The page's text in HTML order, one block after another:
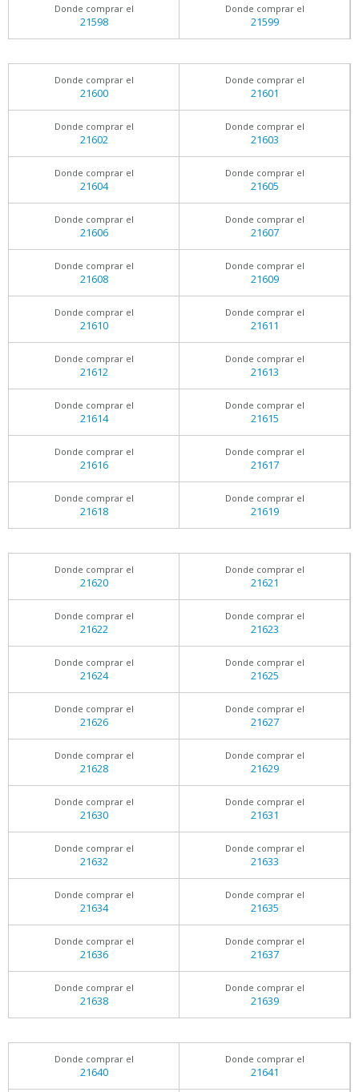
Donde comprar el
21598
Donde comprar el
21599
Donde comprar el
21600
Donde comprar el
21601
Donde comprar el
21602
Donde comprar el
21603
Donde comprar el
21604
Donde comprar el
21605
Donde comprar el
21606
Donde comprar el
21607
Donde comprar el
21608
Donde comprar el
21609
Donde comprar el
21610
Donde comprar el
21611
Donde comprar el
21612
Donde comprar el
21613
Donde comprar el
21614
Donde comprar el
21615
Donde comprar el
21616
Donde comprar el
21617
Donde comprar el
21618
Donde comprar el
21619
Donde comprar el
21620
Donde comprar el
21621
Donde comprar el
21622
Donde comprar el
21623
Donde comprar el
21624
Donde comprar el
21625
Donde comprar el
21626
Donde comprar el
21627
Donde comprar el
21628
Donde comprar el
21629
Donde comprar el
21630
Donde comprar el
21631
Donde comprar el
21632
Donde comprar el
21633
Donde comprar el
21634
Donde comprar el
21635
Donde comprar el
21636
Donde comprar el
21637
Donde comprar el
21638
Donde comprar el
21639
Donde comprar el
21640
Donde comprar el
21641